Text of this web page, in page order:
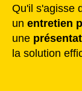
Qu'il s'agisse
un entretien
une
la solution